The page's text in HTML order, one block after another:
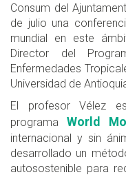
Consum del
de julio una
mundial en este
Director del
Enfermedades
Universidad de
El profesor Vélez
programa World
internacional y sin
desarrollado un
autosostenible para